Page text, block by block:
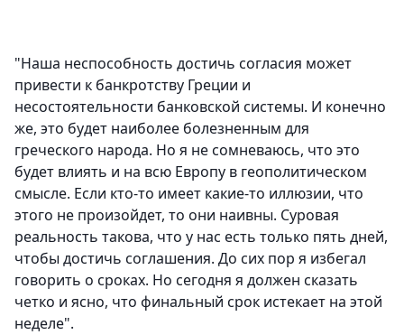
"Наша неспособность достичь согласия может
привести к банкротству Греции и
несостоятельности банковской системы. И конечно
же, это будет наиболее болезненным для
греческого народа. Но я не сомневаюсь, что это
будет влиять и на всю Европу в геополитическом
смысле. Если кто-то имеет какие-то иллюзии, что
этого не произойдет, то они наивны. Суровая
реальность такова, что у нас есть только пять дней,
чтобы достичь соглашения. До сих пор я избегал
говорить о сроках. Но сегодня я должен сказать
четко и ясно, что финальный срок истекает на этой
неделе".